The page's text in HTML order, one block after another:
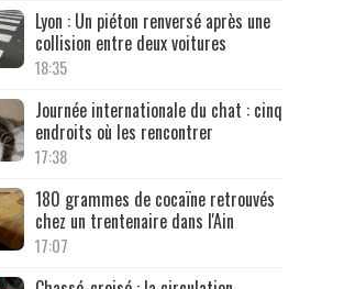
Lyon : Un piéton renversé après une
collision entre deux voitures
18:35
Journée internationale du chat : cinq
endroits où les rencontrer
17:38
180 grammes de cocaïne retrouvés
chez un trentenaire dans l'Ain
17:07